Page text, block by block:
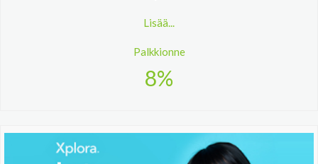
Lisää...
Palkkionne
8%